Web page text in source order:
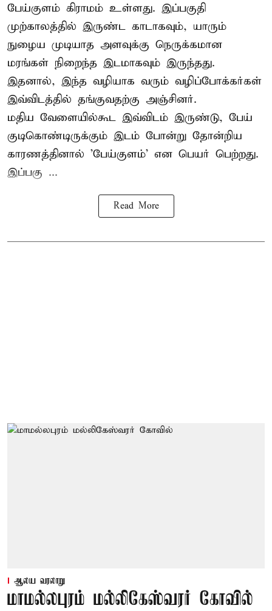
பேய்குளம் கிராமம் உள்ளது. இப்பகுதி
முற்காலத்தில் இருண்ட காடாகவும், யாரும்
நுழைய முடியாத அளவுக்கு நெருக்கமான
மரங்கள் நிறைந்த இடமாகவும் இருந்தது.
இதனால், இந்த வழியாக வரும் வழிப்போக்கர்கள்
இவ்விடத்தில் தங்குவதற்கு அஞ்சினர்.
மதிய வேளையில்கூட இவ்விடம் இருண்டு, பேய்
குடிகொண்டிருக்கும் இடம் போன்று தோன்றிய
காரணத்தினால் 'பேய்குளம்' என பெயர் பெற்றது.
இப்பகு ...
Read More
ஆலய வரலாறு
மாமல்லபுரம் மல்லிகேஸ்வரர் கோவில்